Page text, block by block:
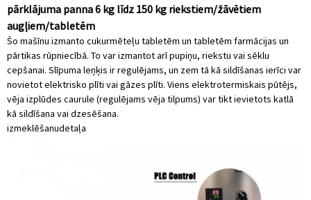
pārklājuma panna 6 kg līdz 150 kg riekstiem/žāvētiem
augļiem/tabletēm
Šo mašīnu izmanto cukurmēteļu tabletēm un tabletēm farmācijas un
pārtikas rūpniecībā. To var izmantot arī pupiņu, riekstu vai sēklu
cepšanai. Slīpuma leņķis ir regulējams, un zem tā kā sildīšanas ierīci var
novietot elektrisko plīti vai gāzes plīti. Viens elektrotermiskais pūtējs,
vēja izplūdes caurule (regulējams vēja tilpums) var tikt ievietots katlā
kā sildīšana vai dzesēšana.
izmeklēšanudetaļa